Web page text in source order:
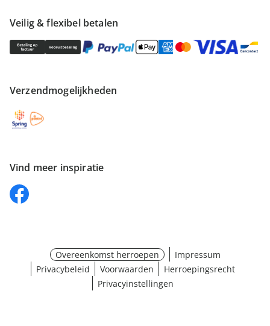
Veilig & flexibel betalen
Verzendmogelijkheden
Vind meer inspiratie
Overeenkomst herroepen
Impressum
Privacybeleid
Voorwaarden
Herroepingsrecht
Privacyinstellingen